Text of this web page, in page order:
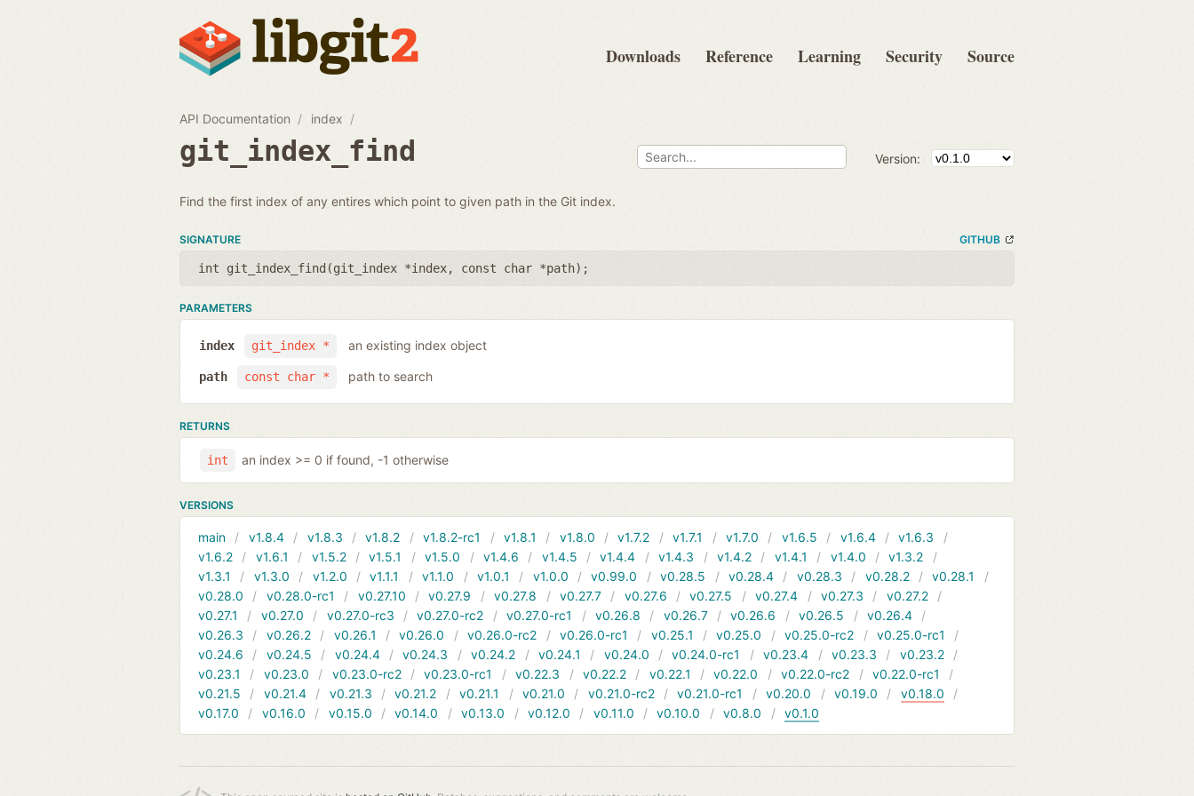
Downloads Reference Learning Security Source
API Documentation index
git_index_find Version:
Find the first index of any entires which point to given path in the Git index.
SIGNATURE GITHUB
int git_index_find(git_index *index, const char *path);
PARAMETERS
git_index *
index an existing index object
const char *
path path to search
RETURNS
int an index >= 0 if found, -1 otherwise
VERSIONS
main v1.8.4 v1.8.3 v1.8.2 v1.8.2-rc1 v1.8.1 v1.8.0 v1.7.2 v1.7.1 v1.7.0 v1.6.5 v1.6.4
v1.6.3
v1.6.2
v1.6.1 v1.5.2 v1.5.1 v1.5.0 v1.4.6 v1.4.5 v1.4.4 v1.4.3 v1.4.2 v1.4.1 v1.4.0
v1.3.2
v1.3.1
v1.3.0 v1.2.0 v1.1.1 v1.1.0 v1.0.1 v1.0.0 v0.99.0 v0.28.5 v0.28.4 v0.28.3 v0.28.2
v0.28.1
v0.28.0
v0.28.0-rc1 v0.27.10 v0.27.9 v0.27.8 v0.27.7 v0.27.6 v0.27.5 v0.27.4 v0.27.3
v0.27.2
v0.27.1
v0.27.0 v0.27.0-rc3 v0.27.0-rc2 v0.27.0-rc1 v0.26.8 v0.26.7 v0.26.6 v0.26.5
v0.26.4
v0.26.3
v0.26.2 v0.26.1 v0.26.0 v0.26.0-rc2 v0.26.0-rc1 v0.25.1 v0.25.0 v0.25.0-rc2
v0.25.0-rc1
v0.24.6
v0.24.5 v0.24.4 v0.24.3 v0.24.2 v0.24.1 v0.24.0 v0.24.0-rc1 v0.23.4 v0.23.3
v0.23.2
v0.23.1
v0.23.0 v0.23.0-rc2 v0.23.0-rc1 v0.22.3 v0.22.2 v0.22.1 v0.22.0 v0.22.0-rc2
v0.22.0-rc1
v0.21.5
v0.21.4 v0.21.3 v0.21.2 v0.21.1 v0.21.0 v0.21.0-rc2 v0.21.0-rc1 v0.20.0 v0.19.0
v0.18.0
v0.17.0
v0.16.0 v0.15.0 v0.14.0 v0.13.0 v0.12.0 v0.11.0 v0.10.0 v0.8.0 v0.1.0